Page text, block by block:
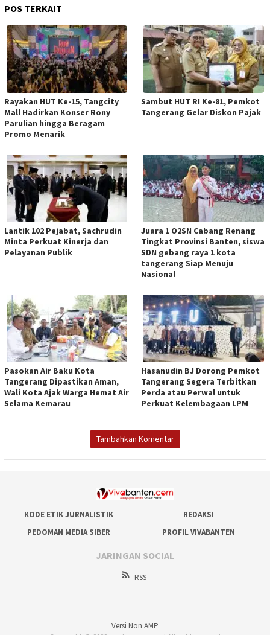
POS TERKAIT
Rayakan HUT Ke-15, Tangcity
Mall Hadirkan Konser Rony
Parulian hingga Beragam
Promo Menarik
Sambut HUT RI Ke-81, Pemkot
Tangerang Gelar Diskon Pajak
Lantik 102 Pejabat, Sachrudin
Minta Perkuat Kinerja dan
Pelayanan Publik
Juara 1 O2SN Cabang Renang
Tingkat Provinsi Banten, siswa
SDN gebang raya 1 kota
tangerang Siap Menuju
Nasional
Pasokan Air Baku Kota
Tangerang Dipastikan Aman,
Wali Kota Ajak Warga Hemat Air
Selama Kemarau
Hasanudin BJ Dorong Pemkot
Tangerang Segera Terbitkan
Perda atau Perwal untuk
Perkuat Kelembagaan LPM
Tambahkan Komentar
KODE ETIK JURNALISTIK
REDAKSI
PEDOMAN MEDIA SIBER
PROFIL VIVABANTEN
JARINGAN SOCIAL
RSS
Versi Non AMP